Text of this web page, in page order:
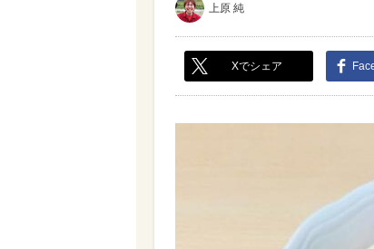
上原 純
Xでシェア